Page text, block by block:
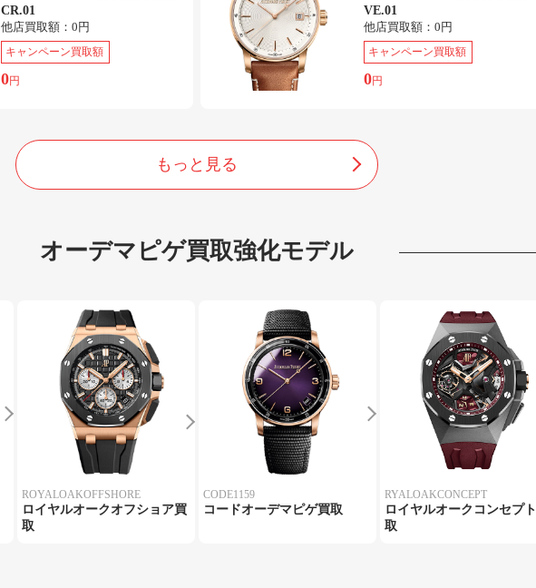
CR.01
他店買取額： 0円
キャンペーン買取額
0円
VE.01
他店買取額： 0円
キャンペーン買取額
0円
もっと見る
オーデマピゲ買取強化モデル
ROYALOAKOFFSHORE
ロイヤルオークオフショア買
取
CODE1159
コードオーデマピゲ買取
RYALOAKCONCEPT
ロイヤルオークコンセプ
取